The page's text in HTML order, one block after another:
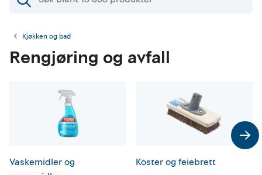
Kjøkken og bad
Rengjøring og avfall
Vaskemidler og
Koster og feiebrett